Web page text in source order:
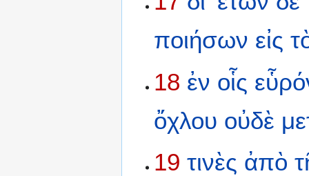
ποιήσων εἰς
18 ἐν οἷς
ὄχλου οὐδὲ
19 τινὲς ἀπὸ